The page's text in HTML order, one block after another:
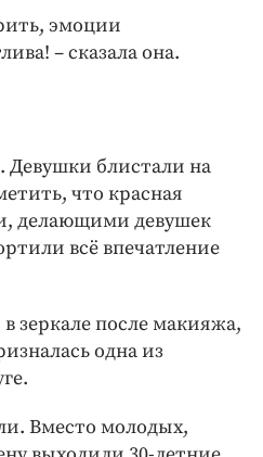
эмоции
– сказала она.
Девушки блистали на
что красная
делающими девушек
всё впечатление
в зеркале после макияжа,
одна из
Вместо молодых,